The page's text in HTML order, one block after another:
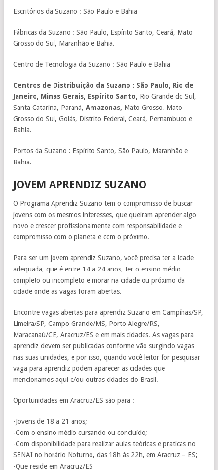
Escritórios da Suzano : São Paulo e Bahia
Fábricas da Suzano : São Paulo, Espírito Santo, Ceará, Mato
Grosso do Sul, Maranhão e Bahia.
Centro de Tecnologia da Suzano : São Paulo e Bahia
Centros de Distribuição da Suzano : São Paulo, Rio de
Janeiro, Minas Gerais, Espírito Santo, Rio Grande do Sul,
Santa Catarina, Paraná, Amazonas, Mato Grosso, Mato
Grosso do Sul, Goiás, Distrito Federal, Ceará, Pernambuco e
Bahia.
Portos da Suzano : Espírito Santo, São Paulo, Maranhão e
Bahia.
JOVEM APRENDIZ SUZANO
O Programa Aprendiz Suzano tem o compromisso de buscar
jovens com os mesmos interesses, que queiram aprender algo
novo e crescer profissionalmente com responsabilidade e
compromisso com o planeta e com o próximo.
Para ser um jovem aprendiz Suzano, você precisa ter a idade
adequada, que é entre 14 a 24 anos, ter o ensino médio
completo ou incompleto e morar na cidade ou próximo da
cidade onde as vagas foram abertas.
Encontre vagas abertas para aprendiz Suzano em Campínas/SP,
Limeira/SP, Campo Grande/MS, Porto Alegre/RS,
Maracanaú/CE, Aracruz/ES e em mais cidades. As vagas para
aprendiz devem ser publicadas conforme vão surgindo vagas
nas suas unidades, e por isso, quando você leitor for pesquisar
vaga para aprendiz podem aparecer as cidades que
mencionamos aqui e/ou outras cidades do Brasil.
Oportunidades em Aracruz/ES são para :
-Jovens de 18 a 21 anos;
-Com o ensino médio cursando ou concluído;
-Com disponibilidade para realizar aulas teóricas e praticas no
SENAI no horário Noturno, das 18h às 22h, em Aracruz – ES;
-Que reside em Aracruz/ES